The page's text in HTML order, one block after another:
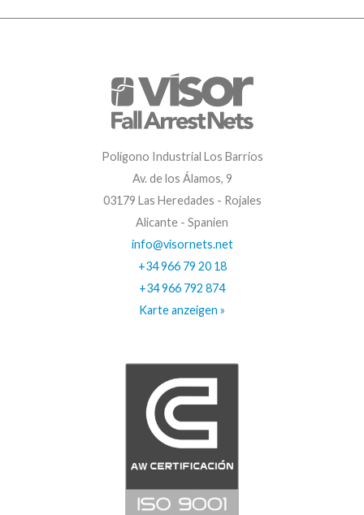
Polígono Industrial Los Barrios
Av. de los Álamos, 9
03179 Las Heredades - Rojales
Alicante - Spanien
info@visornets.net
+34 966 79 20 18
+34 966 792 874
Karte anzeigen »